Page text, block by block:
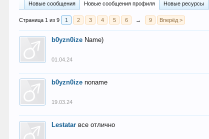
Новые сообщения Новые сообщения профиля Новые ресурсы
Страница 1 из 9 1 2 3 4 5 6 → 9 Вперёд >
b0yzn0ize Name)
01.04.24
b0yzn0ize noname
19.03.24
Lestatar все отлично